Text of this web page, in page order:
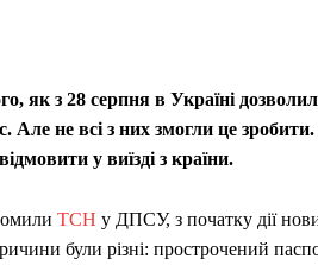
як з 28 серпня в Україні
Але не всі з них змогли це
у виїзді з країни.
ТСН у ДПСУ, з початку дії
були різні: прострочений